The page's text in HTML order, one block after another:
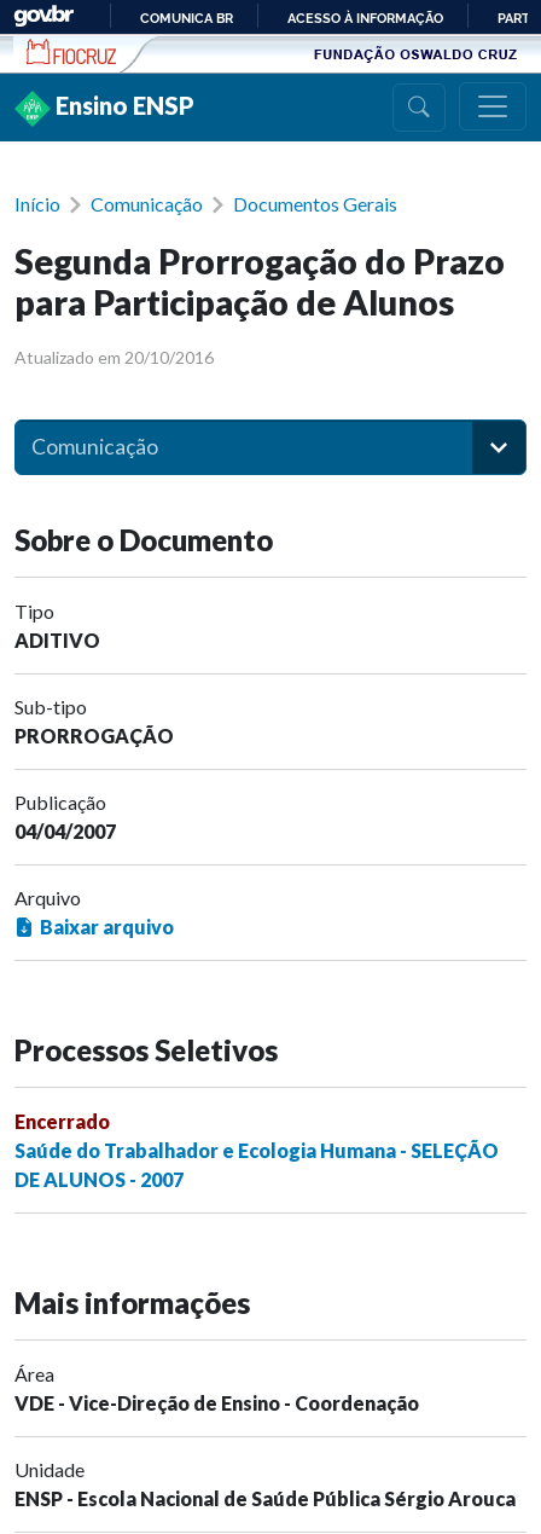
Ir para conteúdo
PARA
COMUNICA BR ACESSO À INFORMAÇÃO
Ensino ENSP
Início Comunicação Documentos Gerais
Segunda Prorrogação do Prazo
para Participação de Alunos
Atualizado em 20/10/2016
Comunicação
Sobre o Documento
Tipo
ADITIVO
Sub-tipo
PRORROGAÇÃO
Publicação
04/04/2007
Arquivo
Baixar arquivo
Processos Seletivos
Encerrado
Saúde do Trabalhador e Ecologia Humana - SELEÇÃO
DE ALUNOS - 2007
Mais informações
Área
VDE - Vice-Direção de Ensino - Coordenação
Unidade
ENSP - Escola Nacional de Saúde Pública Sérgio Arouca